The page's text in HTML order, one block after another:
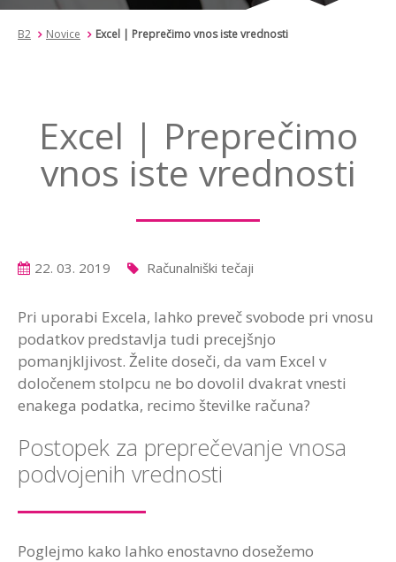
B2 Novice Excel | Preprečimo vnos iste vrednosti
Excel | Preprečimo
vnos iste vrednosti
22. 03. 2019 Računalniški tečaji
Pri uporabi Excela, lahko preveč svobode pri vnosu
podatkov predstavlja tudi precejšnjo
pomanjkljivost. Želite doseči, da vam Excel v
določenem stolpcu ne bo dovolil dvakrat vnesti
enakega podatka, recimo številke računa?
Postopek za preprečevanje vnosa
podvojenih vrednosti
Poglejmo kako lahko enostavno dosežemo